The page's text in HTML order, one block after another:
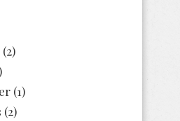
(2)
(1)
(2)